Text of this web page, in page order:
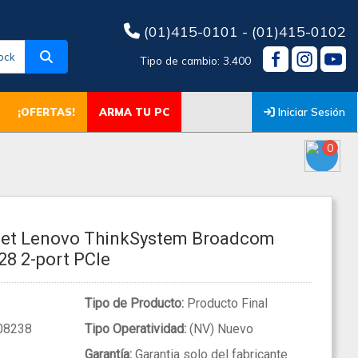
(01)415-0101 - (01)415-0102
Tipo de cambio: 3.400
¡OFERTAS! ARMA TU PC Iniciar Sesión
0
Lenovo ThinkSystem Broadcom
2-port PCIe
Tipo de Producto:Producto Final
Tipo Operatividad:(NV) Nuevo
Garantía:Garantia solo del fabricante